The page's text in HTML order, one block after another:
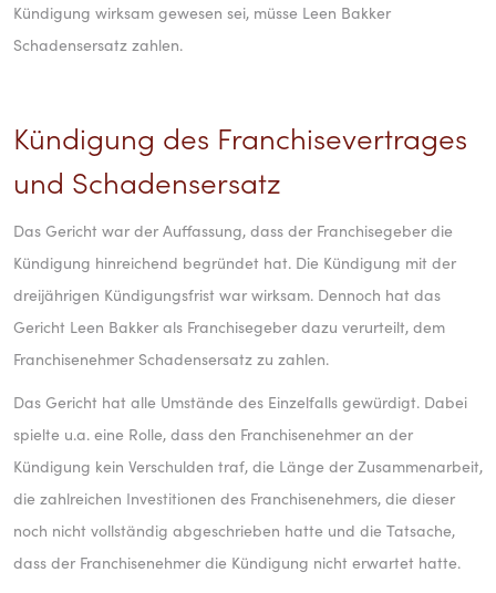
Kündigung wirksam gewesen sei, müsse Leen Bakker
Schadensersatz zahlen.
Kündigung des Franchisevertrages
und Schadensersatz
Das Gericht war der Auffassung, dass der Franchisegeber die
Kündigung hinreichend begründet hat. Die Kündigung mit der
dreijährigen Kündigungsfrist war wirksam. Dennoch hat das
Gericht Leen Bakker als Franchisegeber dazu verurteilt, dem
Franchisenehmer Schadensersatz zu zahlen.
Das Gericht hat alle Umstände des Einzelfalls gewürdigt. Dabei
spielte u.a. eine Rolle, dass den Franchisenehmer an der
Kündigung kein Verschulden traf, die Länge der Zusammenarbeit,
die zahlreichen Investitionen des Franchisenehmers, die dieser
noch nicht vollständig abgeschrieben hatte und die Tatsache,
dass der Franchisenehmer die Kündigung nicht erwartet hatte.